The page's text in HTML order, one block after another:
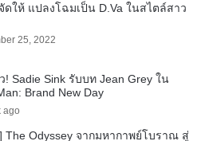
ดให้ แปลงโฉมเป็น D.Va ในสไตล์สาว
25, 2022
! Sadie Sink รับบท Jean Grey ใน
Brand New Day
ago
The Odyssey จากมหากาพย์โบราณ สู่